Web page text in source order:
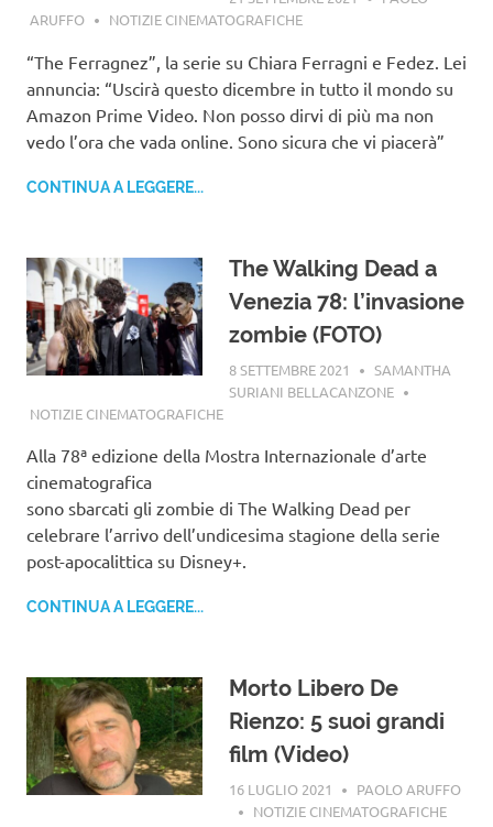
ARUFFO
NOTIZIE CINEMATOGRAFICHE
“The Ferragnez”, la serie su Chiara Ferragni e Fedez. Lei
annuncia: “Uscirà questo dicembre in tutto il mondo su
Amazon Prime Video. Non posso dirvi di più ma non
vedo l’ora che vada online. Sono sicura che vi piacerà”
CONTINUA A LEGGERE...
The Walking Dead a
Venezia 78: l’invasione
zombie (FOTO)
8 SETTEMBRE 2021
SAMANTHA
SURIANI BELLACANZONE
NOTIZIE CINEMATOGRAFICHE
Alla 78ª edizione della Mostra Internazionale d’arte
cinematografica
sono sbarcati gli zombie di The Walking Dead per
celebrare l’arrivo dell’undicesima stagione della serie
post-apocalittica su Disney+.
CONTINUA A LEGGERE...
Morto Libero De
Rienzo: 5 suoi grandi
film (Video)
16 LUGLIO 2021
PAOLO ARUFFO
NOTIZIE CINEMATOGRAFICHE